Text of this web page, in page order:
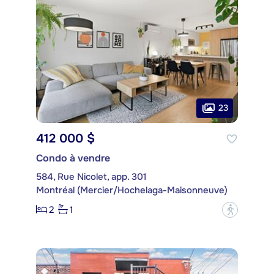
23
412 000 $
Condo à vendre
584, Rue Nicolet, app. 301
Montréal (Mercier/Hochelaga-Maisonneuve)
2
1 ?